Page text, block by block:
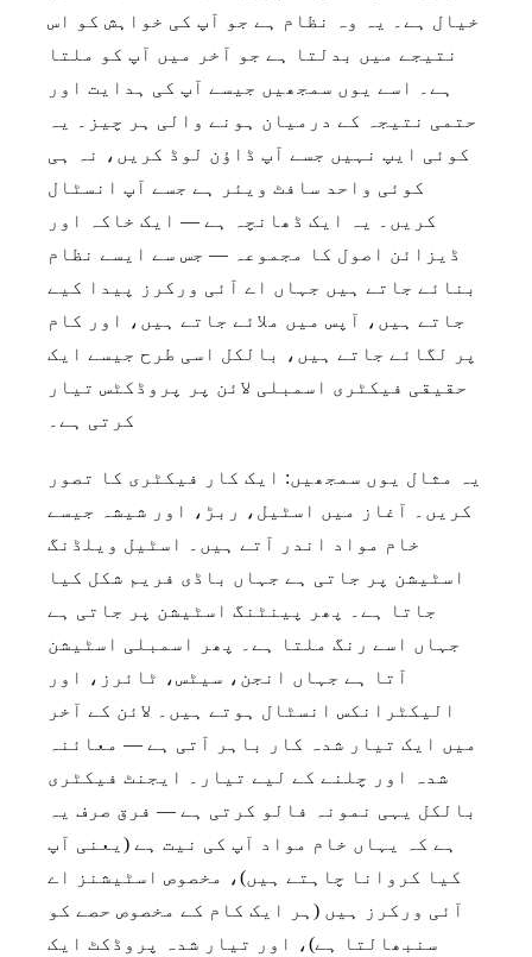
خیال ہے۔ یہ وہ نظام ہے جو آپ کی خواہش کو اس
نتیجے میں بدلتا ہے جو آخر میں آپ کو ملتا
ہے۔ اسے یوں سمجھیں جیسے آپ کی ہدایت اور
حتمی نتیجہ کے درمیان ہونے والی ہر چیز۔ یہ
کوئی ایپ نہیں جسے آپ ڈاؤن لوڈ کریں، نہ ہی
کوئی واحد سافٹ ویئر ہے جسے آپ انسٹال
کریں۔ یہ ایک ڈھانچہ ہے — ایک خاکہ اور
ڈیزائن اصول کا مجموعہ — جس سے ایسے نظام
بنائے جاتے ہیں جہاں اے آئی ورکرز پیدا کیے
جاتے ہیں، آپس میں ملائے جاتے ہیں، اور کام
پر لگائے جاتے ہیں، بالکل اسی طرح جیسے ایک
حقیقی فیکٹری اسمبلی لائن پر پروڈکٹس تیار
کرتی ہے۔
یہ مثال یوں سمجھیں: ایک کار فیکٹری کا تصور
کریں۔ آغاز میں اسٹیل، ربڑ، اور شیشہ جیسے
خام مواد اندر آتے ہیں۔ اسٹیل ویلڈنگ
اسٹیشن پر جاتی ہے جہاں باڈی فریم شکل کیا
جاتا ہے۔ پھر پینٹنگ اسٹیشن پر جاتی ہے
جہاں اسے رنگ ملتا ہے۔ پھر اسمبلی اسٹیشن
آتا ہے جہاں انجن، سیٹس، ٹائرز، اور
الیکٹرانکس انسٹال ہوتے ہیں۔ لائن کے آخر
میں ایک تیار شدہ کار باہر آتی ہے — معائنہ
شدہ اور چلنے کے لیے تیار۔ ایجنٹ فیکٹری
بالکل یہی نمونہ فالو کرتی ہے — فرق صرف یہ
ہے کہ یہاں خام مواد آپ کی نیت ہے (یعنی آپ
کیا کروانا چاہتے ہیں)، مخصوص اسٹیشنز اے
آئی ورکرز ہیں (ہر ایک کام کے مخصوص حصے کو
سنبھالتا ہے)، اور تیار شدہ پروڈکٹ ایک